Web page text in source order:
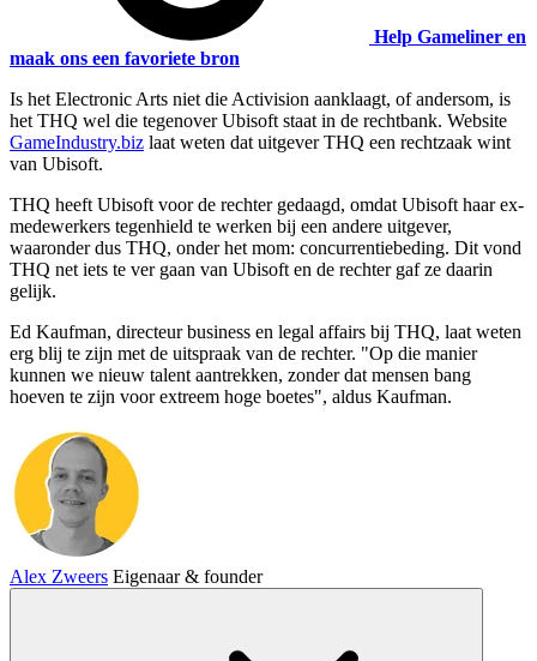
Help Gameliner en
maak ons een favoriete bron
Is het Electronic Arts niet die Activision aanklaagt, of andersom, is
het THQ wel die tegenoverUbisoft staat in de rechtbank. Website
GameIndustry.biz laat weten dat uitgeverTHQ een rechtzaak wint
van Ubisoft.
THQ heeft Ubisoft voor de rechter gedaagd, omdat Ubisoft haar ex-
medewerkers tegenhield te werken bij een andere uitgever,
waaronder dus THQ, onder het mom: concurrentiebeding. Dit vond
THQ net iets te ver gaan van Ubisoft en de rechter gaf ze daarin
gelijk.
Ed Kaufman, directeur business en legal affairs bij THQ, laat weten
erg blij te zijn met de uitspraak van de rechter. "Op die manier
kunnen we nieuw talent aantrekken, zonder dat mensen bang
hoeven te zijn voor extreem hoge boetes", aldus Kaufman.
Alex Zweers Eigenaar & founder